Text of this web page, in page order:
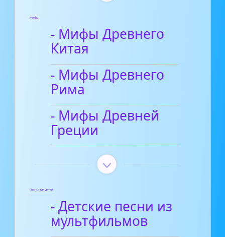
Мифы
- Мифы Древнего
Китая
- Мифы Древнего
Рима
- Мифы Древней
Греции
Песни для детей
- Детские песни из
мультфильмов